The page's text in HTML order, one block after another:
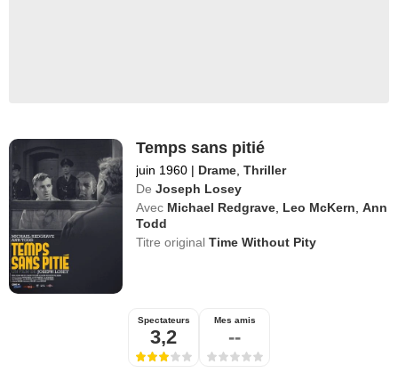
Temps sans pitié
juin 1960 | Drame,Thriller
De Joseph Losey
Avec Michael Redgrave, Leo McKern,Ann
Todd
Titre originalTime Without Pity
Spectateurs
3,2
Mes amis
--